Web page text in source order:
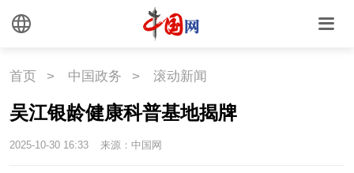
首页 > 中国政务 > 滚动新闻
吴江银龄健康科普基地揭牌
2025-10-30 16:33 来源：中国网